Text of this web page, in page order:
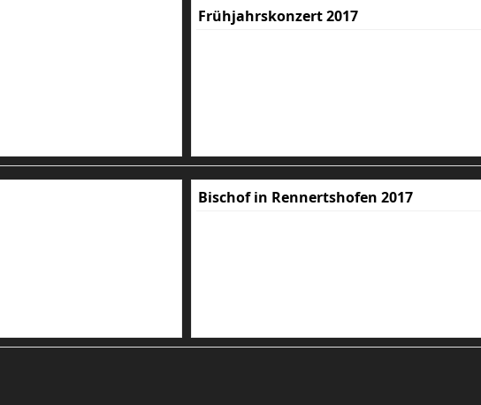
Frühjahrskonzert 2017
Bischof in Rennertshofen 2017